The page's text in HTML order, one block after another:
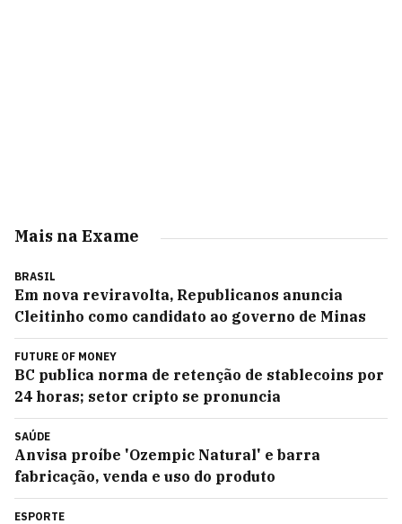
Mais na Exame
BRASIL
Em nova reviravolta, Republicanos anuncia
Cleitinho como candidato ao governo de Minas
FUTURE OF MONEY
BC publica norma de retenção de stablecoins por
24 horas; setor cripto se pronuncia
SAÚDE
Anvisa proíbe 'Ozempic Natural' e barra
fabricação, venda e uso do produto
ESPORTE